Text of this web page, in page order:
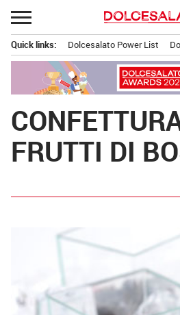
Passa
al
contenuto
principale
Quick links: Dolcesalato Power List
FRUTTI DI